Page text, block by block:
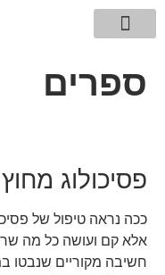
ספרים
פסיכולוג
ככה נראה טיפול של
אלא קם ועושה כל מה
חשיבה מקוריים שנבטו